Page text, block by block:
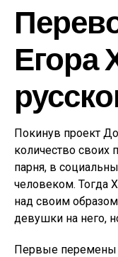
Егора
Покинув проект
количество своих
парня, в
человеком. Тогда
над своим
девушки на него,
Первые перемены